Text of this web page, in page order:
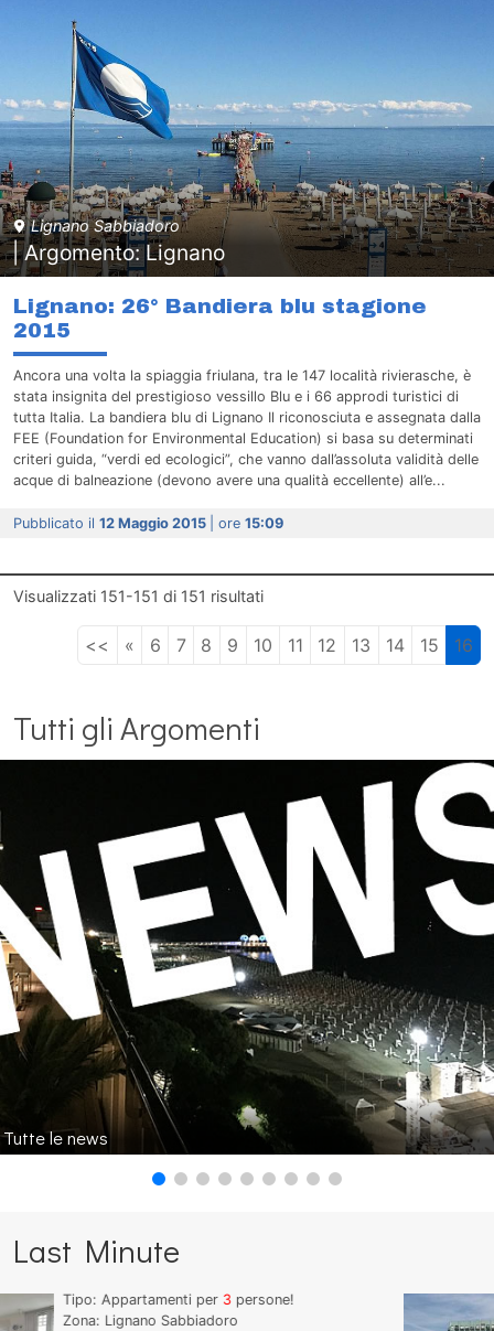
Lignano Sabbiadoro
| Argomento: Lignano
Lignano: 26° Bandiera blu stagione
2015
Ancora una volta la spiaggia friulana, tra le 147 località rivierasche, è
stata insignita del prestigioso vessillo Blu e i 66 approdi turistici di
tutta Italia. La bandiera blu di Lignano Il riconosciuta e assegnata dalla
FEE (Foundation for Environmental Education) si basa su determinati
criteri guida, “verdi ed ecologici”, che vanno dall’assoluta validità delle
acque di balneazione (devono avere una qualità eccellente) all’e...
Pubblicato il 12 Maggio 2015 | ore 15:09
Visualizzati 151-151 di 151 risultati
<< « 6 7 8 9 10 11 12 13 14 15 16
Tutti gli Argomenti
Tutte le news
Last Minute
Tipo: Appartamenti per
persone!
Zona: Lignano Sabbiadoro